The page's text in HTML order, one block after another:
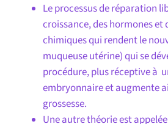
Le processus de réparation
croissance, des hormones et
chimiques qui rendent le
muqueuse utérine) qui se
procédure, plus réceptive à
embryonnaire et augmente
grossesse.
Une autre théorie est